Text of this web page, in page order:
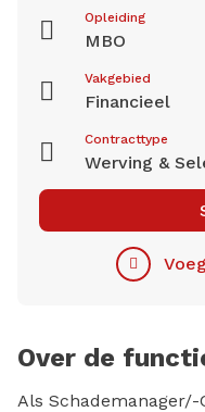
Opleiding
MBO
Vakgebied
Financieel
Contracttype
Werving &
Over de
Als